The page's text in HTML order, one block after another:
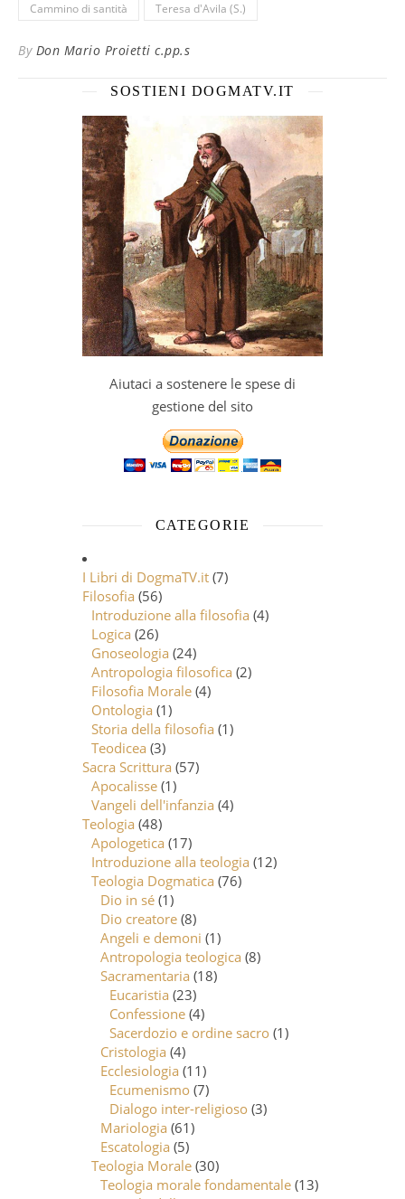
Cammino di santità Teresa d'Avila (S.)
By Don Mario Proietti c.pp.s
SOSTIENI DOGMATV.IT
Aiutaci a sostenere le spese di
gestione del sito
CATEGORIE
I Libri di DogmaTV.it (7)
Filosofia (56)
Introduzione alla filosofia (4)
Logica (26)
Gnoseologia (24)
Antropologia filosofica (2)
Filosofia Morale (4)
Ontologia (1)
Storia della filosofia (1)
Teodicea (3)
Sacra Scrittura (57)
Apocalisse (1)
Vangeli dell'infanzia (4)
Teologia (48)
Apologetica (17)
Introduzione alla teologia (12)
Teologia Dogmatica (76)
Dio in sé (1)
Dio creatore (8)
Angeli e demoni (1)
Antropologia teologica (8)
Sacramentaria (18)
Eucaristia (23)
Confessione (4)
Sacerdozio e ordine sacro (1)
Cristologia (4)
Ecclesiologia (11)
Ecumenismo (7)
Dialogo inter-religioso (3)
Mariologia (61)
Escatologia (5)
Teologia Morale (30)
Teologia morale fondamentale (13)